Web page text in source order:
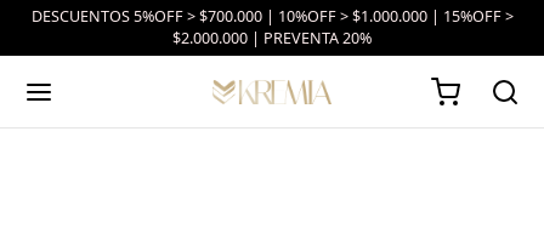
DESCUENTOS 5%OFF > $700.000 | 10%OFF > $1.000.000 | 15%OFF >
$2.000.000 | PREVENTA 20%